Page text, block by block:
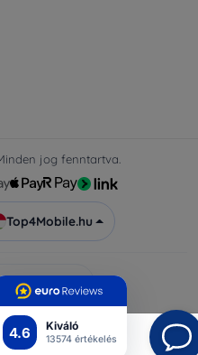
4.6 Kiváló
13574 értékelés
jog fenntartva.
Top4Mobile.hu
by